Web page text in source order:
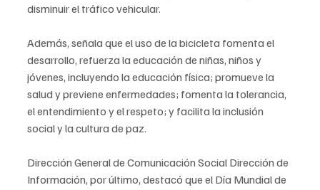
disminuir el tráfico vehicular.
Además, señala que el uso de la bicicleta fomenta el
desarrollo, refuerza la educación de niñas, niños y
jóvenes, incluyendo la educación física; promueve la
salud y previene enfermedades; fomenta la tolerancia,
el entendimiento y el respeto; y facilita la inclusión
social y la cultura de paz.
Dirección General de Comunicación Social Dirección de
Información, por último, destacó que el Día Mundial de